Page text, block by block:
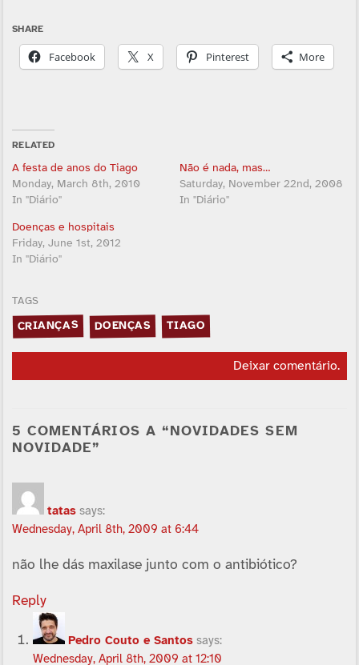
SHARE
Facebook X Pinterest More
RELATED
A festa de anos do Tiago
Monday, March 8th, 2010
In "Diário"
Não é nada, mas…
Saturday, November 22nd, 2008
In "Diário"
Doenças e hospitais
Friday, June 1st, 2012
In "Diário"
TAGS
CRIANÇAS DOENÇAS TIAGO
Deixar comentário.
5 COMENTÁRIOS A “NOVIDADES SEM
NOVIDADE”
tatas says:
Wednesday, April 8th, 2009 at 6:44
não lhe dás maxilase junto com o antibiótico?
Reply
Pedro Couto e Santos says:
Wednesday, April 8th, 2009 at 12:10